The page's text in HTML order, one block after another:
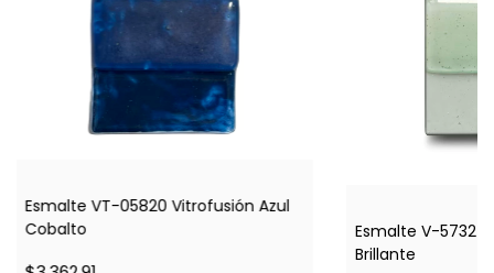
Esmalte VT-05820 Vitrofusión Azul
Cobalto
Esmalte V-5732
Brillante